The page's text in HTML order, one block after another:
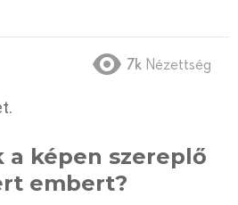
7k Nézettség
a képen szereplő
embert?